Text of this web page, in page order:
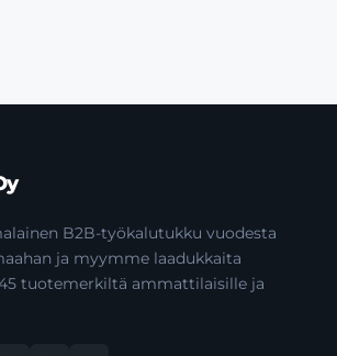
B2B-työkalutukku vuodesta
ja myymme laadukkaita
tuotemerkiltä ammattilaisille ja